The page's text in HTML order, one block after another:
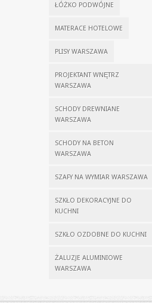
ŁÓŻKO PODWÓJNE
MATERACE HOTELOWE
PLISY WARSZAWA
PROJEKTANT WNĘTRZ
WARSZAWA
SCHODY DREWNIANE
WARSZAWA
SCHODY NA BETON
WARSZAWA
SZAFY NA WYMIAR WARSZAWA
SZKŁO DEKORACYJNE DO
KUCHNI
SZKŁO OZDOBNE DO KUCHNI
ŻALUZJE ALUMINIOWE
WARSZAWA